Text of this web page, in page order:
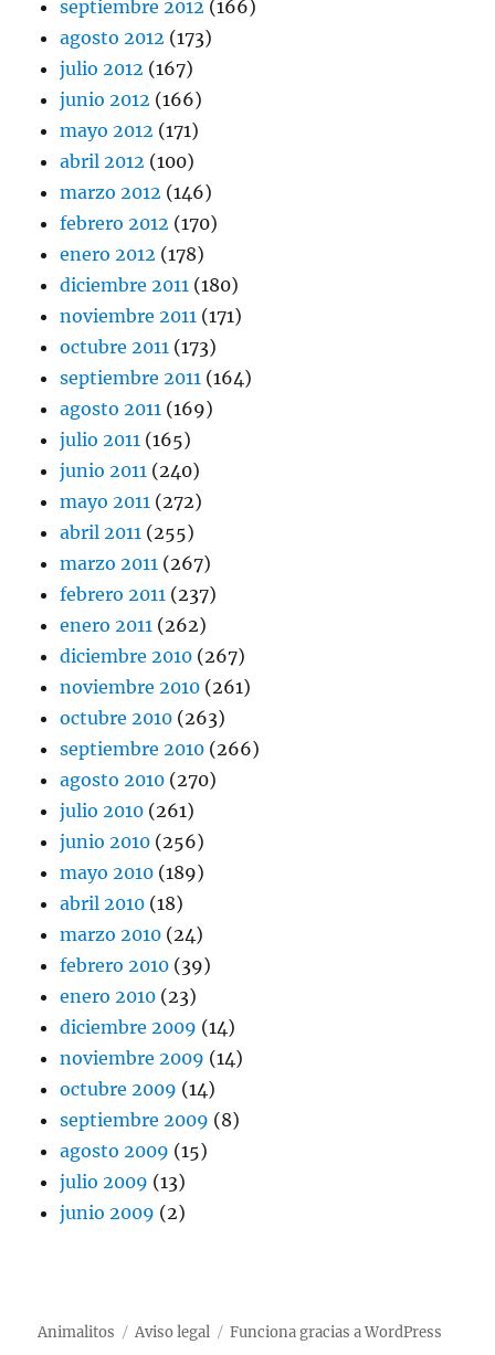
septiembre 2012 (166)
agosto 2012 (173)
julio 2012 (167)
junio 2012 (166)
mayo 2012 (171)
abril 2012 (100)
marzo 2012 (146)
febrero 2012 (170)
enero 2012 (178)
diciembre 2011 (180)
noviembre 2011 (171)
octubre 2011 (173)
septiembre 2011 (164)
agosto 2011 (169)
julio 2011 (165)
junio 2011 (240)
mayo 2011 (272)
abril 2011 (255)
marzo 2011 (267)
febrero 2011 (237)
enero 2011 (262)
diciembre 2010 (267)
noviembre 2010 (261)
octubre 2010 (263)
septiembre 2010 (266)
agosto 2010 (270)
julio 2010 (261)
junio 2010 (256)
mayo 2010 (189)
abril 2010 (18)
marzo 2010 (24)
febrero 2010 (39)
enero 2010 (23)
diciembre 2009 (14)
noviembre 2009 (14)
octubre 2009 (14)
septiembre 2009 (8)
agosto 2009 (15)
julio 2009 (13)
junio 2009 (2)
Animalitos Aviso legal Funciona gracias a WordPress